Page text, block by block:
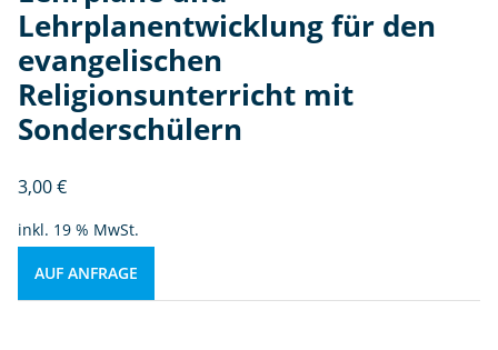
Lehrplanentwicklung für den
evangelischen
Religionsunterricht mit
Sonderschülern
3,00€
inkl. 19 % MwSt.
AUF ANFRAGE